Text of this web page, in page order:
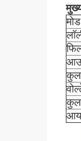
मोड
कुल